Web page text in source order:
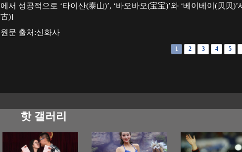
에서 성공적으로 ‘타이산(泰山)’, ‘바오바오(宝宝)’와 ‘베이베이(贝
古)]
원문 출처:신화사
1 2 3 4 5
핫 갤러리